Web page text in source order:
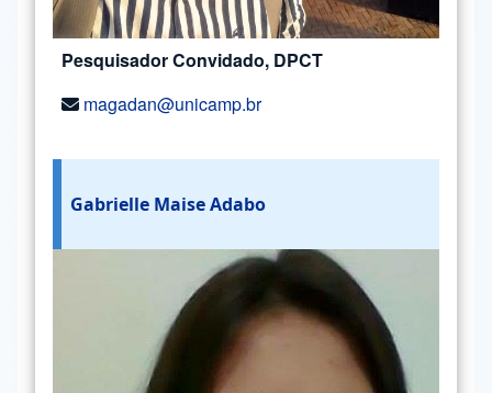
Pesquisador Convidado, DPCT
magadan@unicamp.br
Gabrielle Maise Adabo